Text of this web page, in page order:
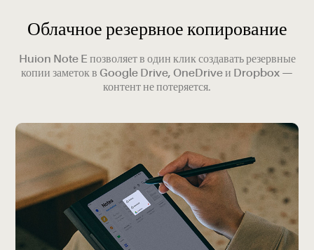
Облачное резервное копирование
Huion Note E позволяет в один клик создавать резервные
копии заметок в Google Drive, OneDrive и Dropbox —
контент не потеряется.